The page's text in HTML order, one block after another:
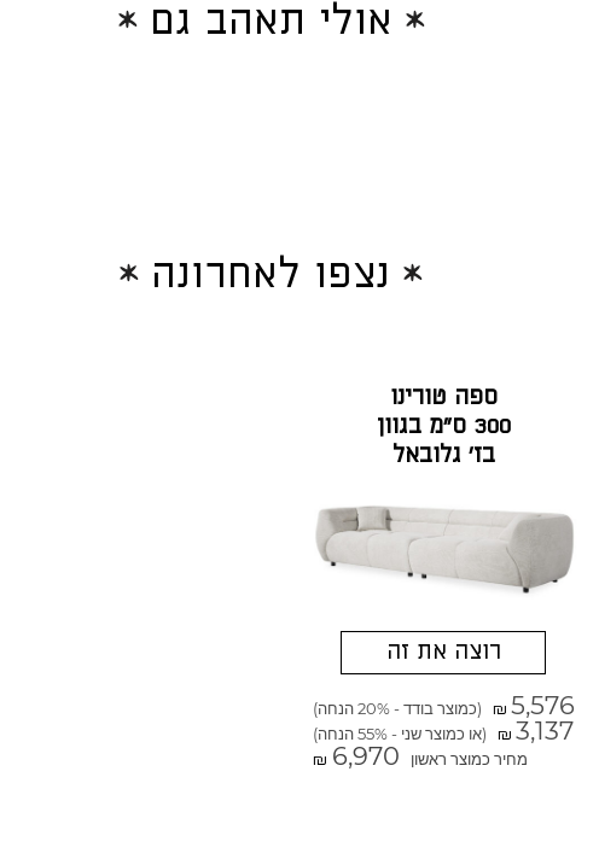
אולי תאהב גם
נצפו לאחרונה
ספה טורינו
300 ס"מ בגוון
בז' גלובאל
רוצה את זה
₪ 5,576 (כמוצר בודד - 20% הנחה)
₪ 3,137
(או כמוצר שני - 55% הנחה)
מחיר כמוצר ראשון
₪ 6,970